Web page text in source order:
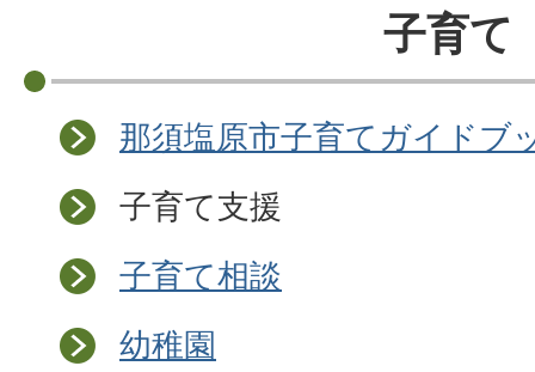
子育て
那須塩原市子育てガイドブ
子育て支援
子育て相談
幼稚園